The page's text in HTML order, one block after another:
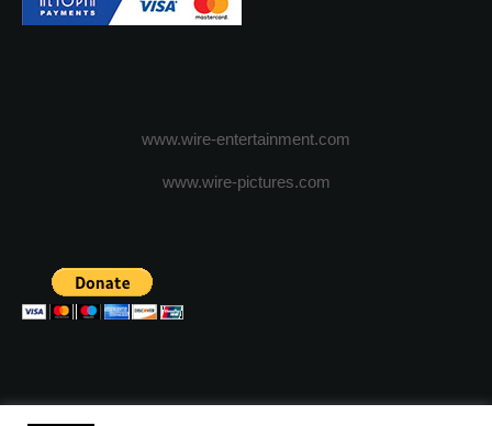
www.wire-entertainment.com
www.wire-pictures.com